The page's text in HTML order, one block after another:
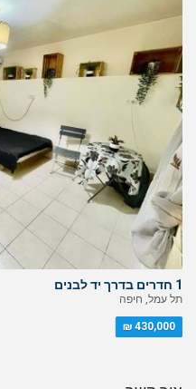
1 חדרים בדרך יד לבנים
תל עמל, חיפה
430,000 ₪